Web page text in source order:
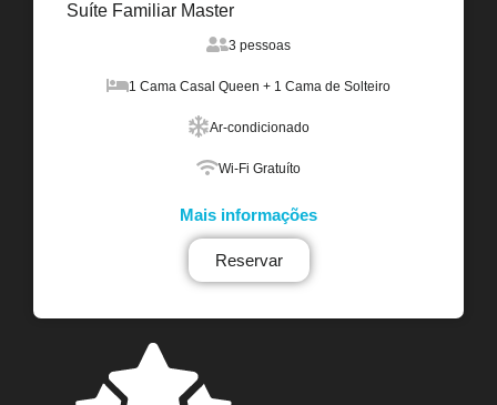
Suíte Familiar Master
3 pessoas
1 Cama Casal Queen + 1 Cama de Solteiro
Ar-condicionado
Wi-Fi Gratuíto
Mais informações
Reservar